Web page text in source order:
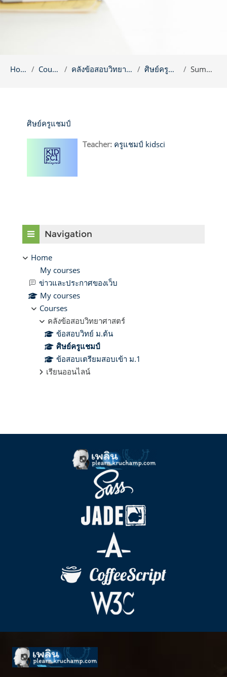
Home Courses คลังข้อสอบวิทยาศาสตร์ ศิษย์ครูแชมป์ Summary
ศิษย์ครูแชมป์
Teacher: ครูแชมป์ kidsci
Blocks
Navigation
Home
My courses
ข่าวและประกาศของเว็บ
My courses
Courses
คลังข้อสอบวิทยาศาสตร์
ข้อสอบวิทย์ ม.ต้น
ศิษย์ครูแชมป์
ข้อสอบเตรียมสอบเข้า ม.1
เรียนออนไลน์